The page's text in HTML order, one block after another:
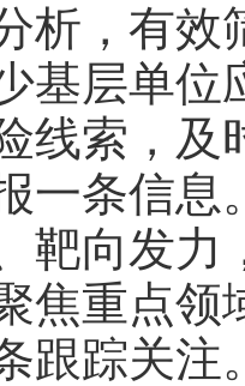
析，有效
基层单位
线索，及
一条信息
靶向发力
焦重点领
跟踪关注